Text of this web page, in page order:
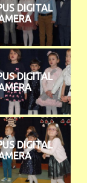
DIGITAL
DIGITAL
DIGITAL